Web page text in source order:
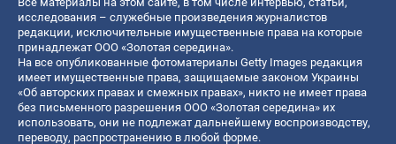
исследования – служебные произведения журналистов
редакции, исключительные имущественные права на которые
принадлежат ООО «Золотая середина».
На все опубликованные фотоматериалы Getty Images редакция
имеет имущественные права, защищаемые законом Украины
«Об авторских правах и смежных правах», никто не имеет права
без письменного разрешения ООО «Золотая середина» их
использовать, они не подлежат дальнейшему воспроизводству,
переводу, распространению в любой форме.